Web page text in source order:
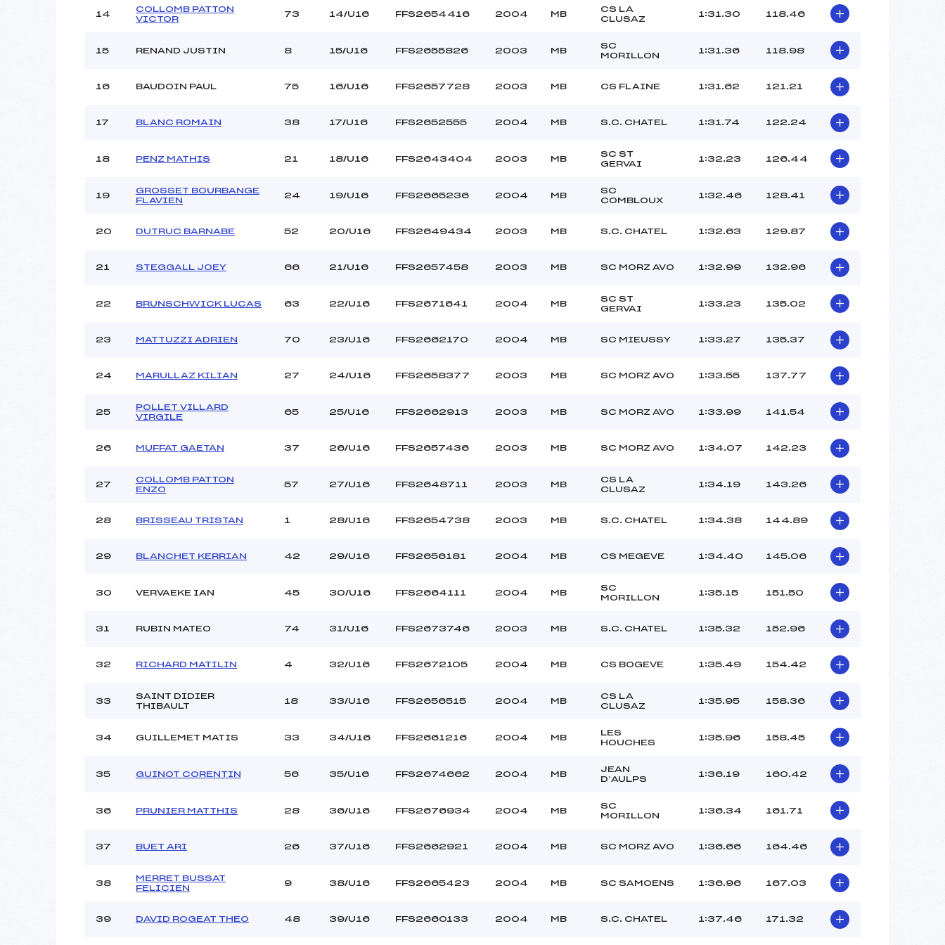
14
COLLOMB PATTON
VICTOR
73 14/U16 FFS2654416 2004 MB
CS LA
CLUSAZ
1:31.30 118.46
15 RENAND JUSTIN 8 15/U16 FFS2655826 2003 MB
SC
MORILLON
1:31.36 118.98
16 BAUDOIN PAUL 75 16/U16 FFS2657728 2003 MB CS FLAINE 1:31.62 121.21
17 BLANC ROMAIN 38 17/U16 FFS2652555 2004 MB S.C. CHATEL 1:31.74 122.24
18 PENZ MATHIS 21 18/U16 FFS2643404 2003 MB
SC ST
GERVAI
1:32.23 126.44
19
GROSSET BOURBANGE
FLAVIEN
24 19/U16 FFS2665236 2004 MB
SC
COMBLOUX
1:32.46 128.41
20 DUTRUC BARNABE 52 20/U16 FFS2649434 2003 MB S.C. CHATEL 1:32.63 129.87
21 STEGGALL JOEY 66 21/U16 FFS2657458 2003 MB SC MORZ AVO 1:32.99 132.96
22 BRUNSCHWICK LUCAS 63 22/U16 FFS2671641 2004 MB
SC ST
GERVAI
1:33.23 135.02
23 MATTUZZI ADRIEN 70 23/U16 FFS2662170 2004 MB SC MIEUSSY 1:33.27 135.37
24 MARULLAZ KILIAN 27 24/U16 FFS2658377 2003 MB SC MORZ AVO 1:33.55 137.77
25
POLLET VILLARD
VIRGILE
65 25/U16 FFS2662913 2003 MB SC MORZ AVO 1:33.99 141.54
26 MUFFAT GAETAN 37 26/U16 FFS2657436 2003 MB SC MORZ AVO 1:34.07 142.23
27
COLLOMB PATTON
ENZO
57 27/U16 FFS2648711 2003 MB
CS LA
CLUSAZ
1:34.19 143.26
28 BRISSEAU TRISTAN 1 28/U16 FFS2654738 2003 MB S.C. CHATEL 1:34.38 144.89
29 BLANCHET KERRIAN 42 29/U16 FFS2656181 2004 MB CS MEGEVE 1:34.40 145.06
30 VERVAEKE IAN 45 30/U16 FFS2664111 2004 MB
SC
MORILLON
1:35.15 151.50
31 RUBIN MATEO 74 31/U16 FFS2673746 2003 MB S.C. CHATEL 1:35.32 152.96
32 RICHARD MATILIN 4 32/U16 FFS2672105 2004 MB CS BOGEVE 1:35.49 154.42
33
SAINT DIDIER
THIBAULT
18 33/U16 FFS2656515 2004 MB
CS LA
CLUSAZ
1:35.95 158.36
34 GUILLEMET MATIS 33 34/U16 FFS2661216 2004 MB
LES
HOUCHES
1:35.96 158.45
35 GUINOT CORENTIN 56 35/U16 FFS2674662 2004 MB
JEAN
D’AULPS
1:36.19 160.42
36 PRUNIER MATTHIS 28 36/U16 FFS2676934 2004 MB
SC
MORILLON
1:36.34 161.71
37 BUET ARI 26 37/U16 FFS2662921 2004 MB SC MORZ AVO 1:36.66 164.46
38
MERRET BUSSAT
FELICIEN
9 38/U16 FFS2665423 2004 MB SC SAMOENS 1:36.96 167.03
39 DAVID ROGEAT THEO 48 39/U16 FFS2660133 2004 MB S.C. CHATEL 1:37.46 171.32